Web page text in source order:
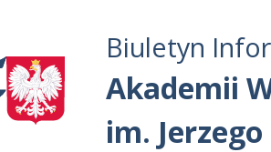
Biuletyn
Akademii
im.